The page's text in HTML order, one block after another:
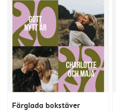
Färglada bokstäver